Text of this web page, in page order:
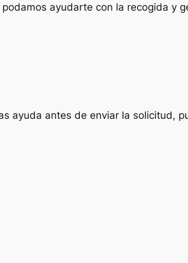
ayudarte con la recogida y
ayuda antes de enviar la solicitud,